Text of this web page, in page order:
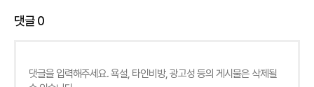
댓글0